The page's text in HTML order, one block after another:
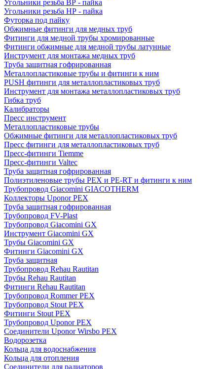
Угольники резьба ВР - пайка
Угольники резьба НР - пайка
Футорка под пайку
Обжимные фитинги для медных труб
Фитинги для медной трубы хромированные
Фитинги обжимные для медной трубы латунные
Инструмент для монтажа медных труб
Труба защитная гофрированная
Металлопластиковые трубы и фитинги к ним
PUSH фитинги для металлопластиковых труб
Инструмент для монтажа металлопластиковых труб
Гибка труб
Калибраторы
Пресс инструмент
Металлопластиковые трубы
Обжимные фитинги для металлопластиковых труб
Пресс фитинги для металлопластиковых труб
Пресс-фитинги Tiemme
Пресс-фитинги Valtec
Труба защитная гофрированная
Полиэтиленовые трубы PEX и PE-RT и фитинги к ним
Трубопровод Giacomini GIACOTHERM
Коллекторы Uponor PEX
Труба защитная гофрированная
Трубопровод FV-Plast
Трубопровод Giacomini GX
Инструмент Giacomini GX
Трубы Giacomini GX
Фитинги Giacomini GX
Труба защитная
Трубопровод Rehau Rautitan
Трубы Rehau Rautitan
Фитинги Rehau Rautitan
Трубопровод Rommer PEX
Трубопровод Stout PEX
Фитинги Stout PEX
Трубопровод Uponor PEX
Соединители Uponor Wirsbo PEX
Водорозетка
Кольца для водоснабжения
Кольца для отопления
Соединители для радиаторов